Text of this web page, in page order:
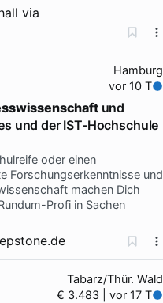
via
Hamburg
vor 10 T
und
und der IST-Hochschule
oder einen
Forschungserkenntnisse und
machen Dich
Profi in Sachen
Tabarz/Thür. Wald
€ 3.483 | vor 17 T